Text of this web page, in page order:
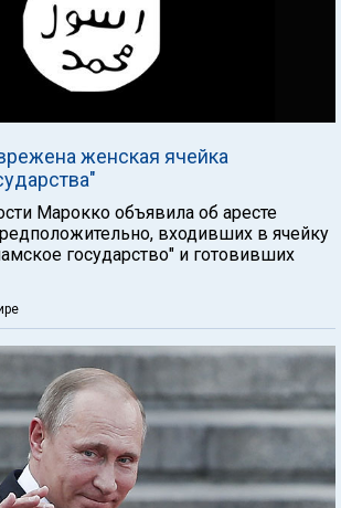
женская ячейка
Марокко объявила об аресте
входивших в ячейку
государство" и готовивших